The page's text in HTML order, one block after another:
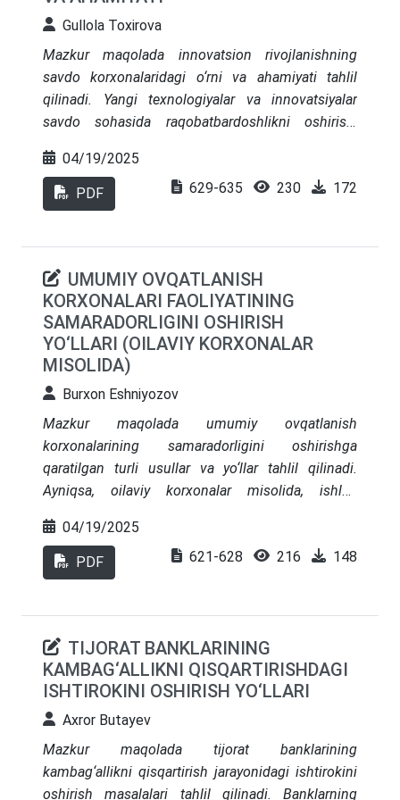
chiqish va joriy etish taklif qilingan. Tadqiqot
aksiyadorlik jamiyatlari uchun korporativ
madaniyatni yaxshilash va samarali boshqarish
bo‘yicha amaliy tavsiyalarni beradi.
innovatsion boshqaruvni yanada takomillashtirish
Gullola Toxirova
Mazkur maqolada innovatsion rivojlanishning
savdo korxonalaridagi o‘rni va ahamiyati tahlil
qilinadi. Yangi texnologiyalar va innovatsiyalar
savdo sohasida raqobatbardoshlikni oshirish,
iqtisodiy samaradorlikni oshirish imkoniyatlarini
yaratadi. Shuningdek, innovatsiyalar yordamida
savdo korxonalari o‘z faoliyatini optimallashtirish,
Ushbu maqolada, innovatsion yondashuvlar va
texnologiyalar savdo sohasidagi o‘sish va
modernizatsiya jarayonlarida qanday rol o‘ynashi
ko‘rib chiqiladi.
04/19/2025
PDF 629-635 230 172
UMUMIY OVQATLANISH
KORXONALARI FAOLIYATINING
SAMARADORLIGINI OSHIRISH
YO‘LLARI (OILAVIY KORXONALAR
MISOLIDA)
Burxon Eshniyozov
Mazkur maqolada umumiy ovqatlanish
korxonalarining samaradorligini oshirishga
qaratilgan turli usullar va yo‘llar tahlil qilinadi.
Ayniqsa, oilaviy korxonalar misolida, ishlab
samaradorlikni oshirish, xarajatlarni qisqartirish va
foydalilikni maksimal darajaga yetkazish bo‘yicha
amaliy tavsiyalar beriladi. Maqolada ovqatlanish
malakasini oshirish hamda samarali menejmentni
amalga oshirish bo‘yicha aniq takliflar keltirilgan.
Shuningdek, oilaviy korxonalar uchun
mo‘ljallangan maxsus marketing strategiyalarining
04/19/2025
PDF 621-628 216 148
TIJORAT BANKLARINING
KAMBAG‘ALLIKNI QISQARTIRISHDAGI
ISHTIROKINI OSHIRISH YO‘LLARI
Axror Butayev
Mazkur maqolada tijorat banklarining
kambag‘allikni qisqartirish jarayonidagi ishtirokini
oshirish masalalari tahlil qilinadi. Banklarning